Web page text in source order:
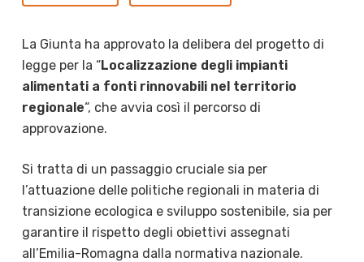
La Giunta ha approvato la delibera del progetto di
legge per la “Localizzazione degli impianti
alimentati a fonti rinnovabili nel territorio
regionale“, che avvia così il percorso di
approvazione.
Si tratta di un passaggio cruciale sia per
l’attuazione delle politiche regionali in materia di
transizione ecologica e sviluppo sostenibile, sia per
garantire il rispetto degli obiettivi assegnati
all’Emilia-Romagna dalla normativa nazionale.